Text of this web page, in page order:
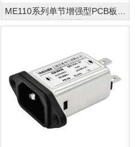
ME110系列单节增强型PCB板专
用滤波器